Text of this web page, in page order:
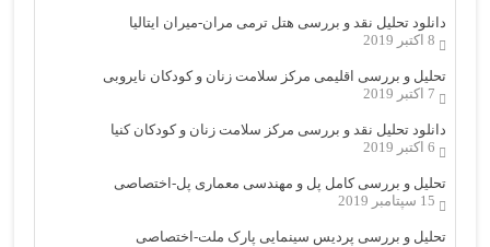
دانلود تحلیل نقد و بررسی هتل ترمی مران-میران ایتالیا
8 اکتبر 2019
تحلیل و بررسی اقلیمی مرکز سلامت زنان و کودکان نایروبی
7 اکتبر 2019
دانلود تحلیل نقد و بررسی مرکز سلامت زنان و کودکان کنیا
6 اکتبر 2019
تحلیل و بررسی کامل پل و مهندسی معماری پل-اختصاصی
15 سپتامبر 2019
تحلیل و بررسی پردیس سینمایی پارک ملت-اختصاصی